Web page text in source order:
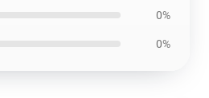
0%
0%